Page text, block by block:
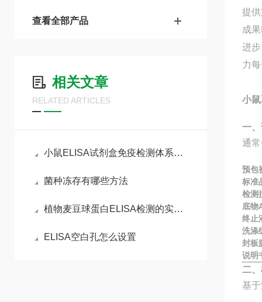
查看全部产品
相关文章
RELATED ARTICLES
小鼠ELISA试剂盒免疫检测体系与动物模型实验实操指南
菌种冻存有哪些方法
植物麦豆球蛋白ELISA检测的实验流程
ELISA空白孔怎么设置
提
成
进
力
小
一
通
预包
标准
检测
底物
终止
洗涤
封板
说明
二
基于